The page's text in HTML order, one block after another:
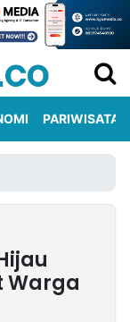
PARIWISATA
Warga